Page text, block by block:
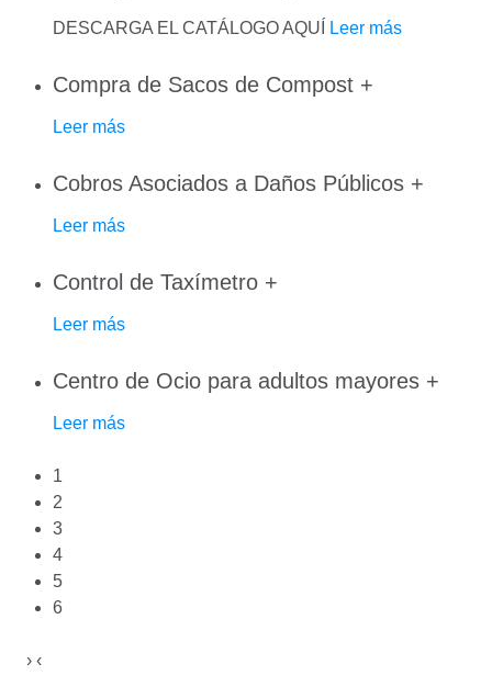
DESCARGA EL CATÁLOGO AQUÍ Leer más
Compra de Sacos de Compost +
Leer más
Cobros Asociados a Daños Públicos +
Leer más
Control de Taxímetro +
Leer más
Centro de Ocio para adultos mayores +
Leer más
1
2
3
4
5
6
› ‹